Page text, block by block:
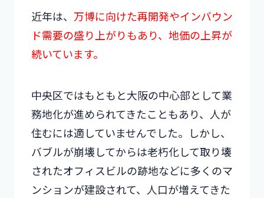
近年は、 万博に向けた再開発やインバウン
ド需要の盛り上がりもあり、地価の上昇が
続いています。
中央区ではもともと大阪の中心部として業
務地化が進められてきたこともあり、人が
住むには適していませんでした。しかし、
バブルが崩壊してからは老朽化して取り壊
されたオフィスビルの跡地などに多くのマ
ンションが建設されて、人口が増えてきた